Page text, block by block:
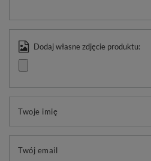
Dodaj własne zdjęcie produktu:
Twoje imię
Twój email